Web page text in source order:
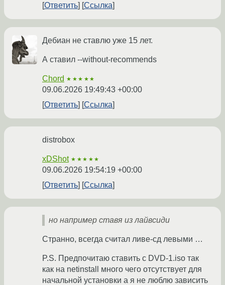
Ответить Ссылка
Дебиан не ставлю уже 15 лет.
А ставил --without-recommends
Chord ★★★★★
09.06.2026 19:49:43 +00:00
Ответить
Ссылка
distrobox
xDShot ★★★★★
09.06.2026 19:54:19 +00:00
Ответить
Ссылка
но например ставя из лайвсиди
Странно, всегда считал ливе-сд левыми …
P.S. Предпочитаю ставить с DVD-1.iso так
как на netinstall много чего отсутствует для
начальной установки а я не люблю зависить